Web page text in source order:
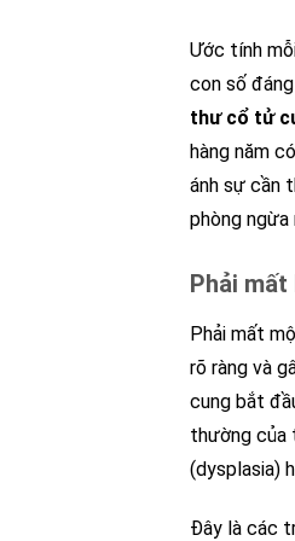
Ước tính
con số
thư cổ tử
hàng năm
ánh sự cần
phòng
Phải
Phải mất
rõ ràng và
cung bắt
thường của
(dysplasia)
Đây là các